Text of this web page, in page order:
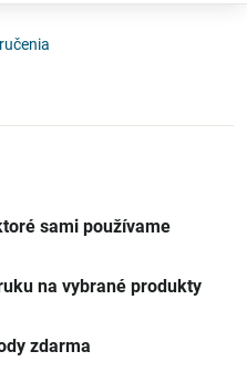
sami používame
na vybrané produkty
zdarma